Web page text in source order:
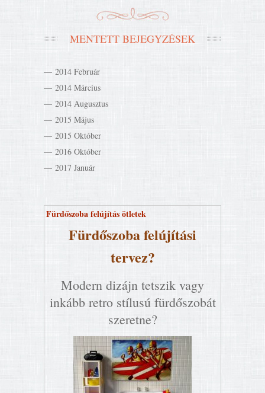
MENTETT BEJEGYZÉSEK
2014 Február
2014 Március
2014 Augusztus
2015 Május
2015 Október
2016 Október
2017 Január
Fürdőszoba felújítás ötletek
Fürdőszoba felújítási
tervez?
Modern dizájn tetszik vagy
inkább retro stílusú fürdőszobát
szeretne?